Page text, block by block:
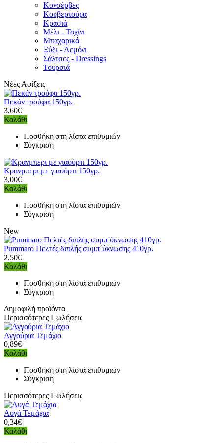
Κονσέρβες
Κουβερτούρα
Κρασιά
Μέλι - Ταχίνι
Μπαχαρικά
Ξύδι - Λεμόνι
Σάλτσες - Dressings
Τουρσιά
Νέες Αφίξεις
Πεκάν τρούφα 150γρ.
3,60€
Καλάθι
Ποσθήκη στη λίστα επιθυμιών
Σύγκριση
Κρανμπερι με γιαούρτι 150γρ.
3,00€
Καλάθι
Ποσθήκη στη λίστα επιθυμιών
Σύγκριση
New
Pummaro Πελτές διπλής συμπ΄ύκνωσης 410γρ.
2,50€
Καλάθι
Ποσθήκη στη λίστα επιθυμιών
Σύγκριση
Δημοφιλή προϊόντα
Περισσότερες Πωλήσεις
Αγγούρια Τεμάχιο
0,89€
Καλάθι
Ποσθήκη στη λίστα επιθυμιών
Σύγκριση
Περισσότερες Πωλήσεις
Αυγά Τεμάχια
0,34€
Καλάθι